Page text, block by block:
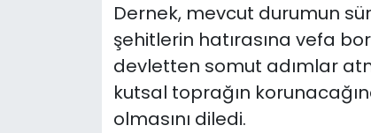
Dernek, mevcut durumun
şehitlerin hatırasına vefa
devletten somut adımlar
kutsal toprağın
olmasını diledi.